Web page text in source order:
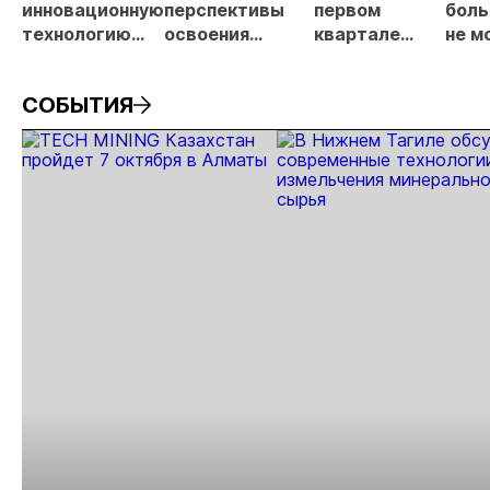
инновационную
технологию
перспективы
освоения
первом
квартале
84%
не
СОБЫТИЯ